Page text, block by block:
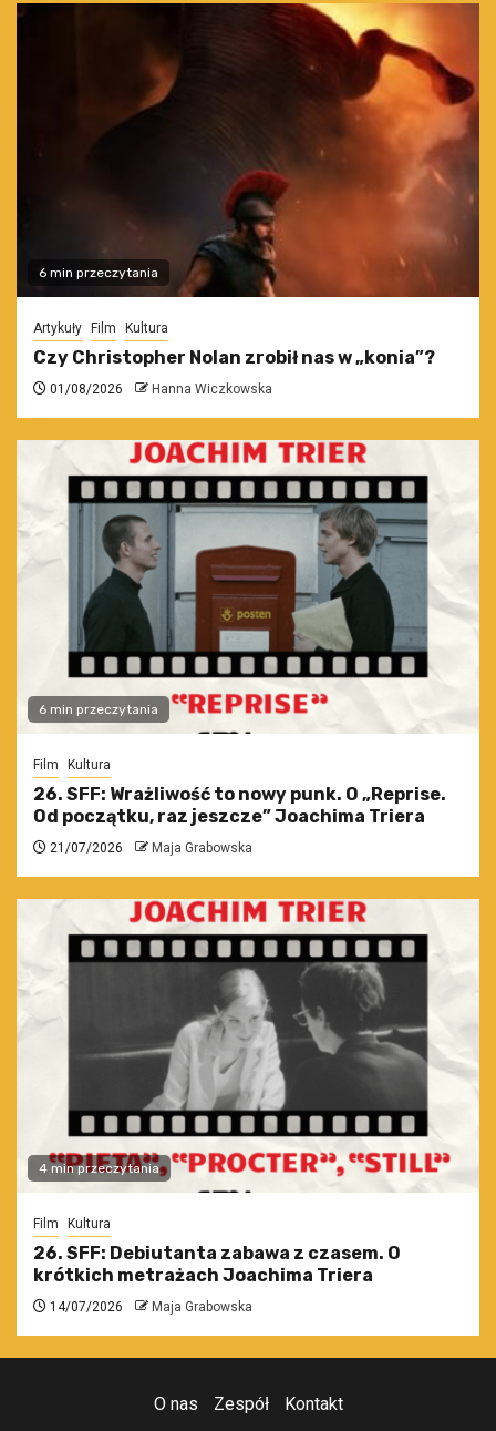
6 min przeczytania
Artykuły Film Kultura
Czy Christopher Nolan zrobił nas w „konia”?
01/08/2026 Hanna Wiczkowska
6 min przeczytania
Film Kultura
26. SFF: Wrażliwość to nowy punk. O „Reprise.
Od początku, raz jeszcze” Joachima Triera
21/07/2026 Maja Grabowska
4 min przeczytania
Film Kultura
26. SFF: Debiutanta zabawa z czasem. O
krótkich metrażach Joachima Triera
14/07/2026 Maja Grabowska
O nas Zespół Kontakt